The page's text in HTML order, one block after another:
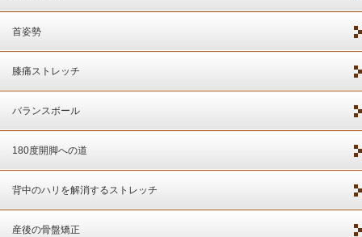
首姿勢
膝痛ストレッチ
バランスボール
180度開脚への道
背中のハリを解消するストレッチ
産後の骨盤矯正